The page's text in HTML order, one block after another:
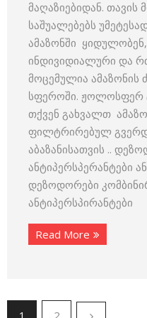
მაღაზიებიდან.
საშუალებებს
ამაზონში
ინდივიდიალური და
მოცემულია ამაზონის
სფეროში. ჟოლოსფერ
თქვენ გახვალთ
ფილტრირებულ
აბაზანისათვის ..
ანტიპერსპერანტები
დეზოდორები
ანტიპერსპირანტები
Read More
1 2